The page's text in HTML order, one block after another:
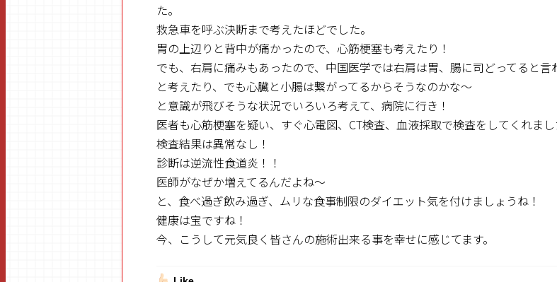
た。
救急車を呼ぶ決断まで考えたほどでした。
胃の上辺りと背中が痛かったので、心筋梗塞も考えたり！
でも、右肩に痛みもあったので、中国医学では右肩は胃、腸に司どってると言
と考えたり、でも心臓と小腸は繋がってるからそうなのかな～
と意識が飛びそうな状況でいろいろ考えて、病院に行き！
医者も心筋梗塞を疑い、すぐ心電図、CT検査、血液採取で検査をしてくれまし
検査結果は異常なし！
診断は逆流性食道炎！！
医師がなぜか増えてるんだよね～
と、食べ過ぎ飲み過ぎ、ムリな食事制限のダイエット気を付けましょうね！
健康は宝ですね！
今、こうして元気良く皆さんの施術出来る事を幸せに感じてます。